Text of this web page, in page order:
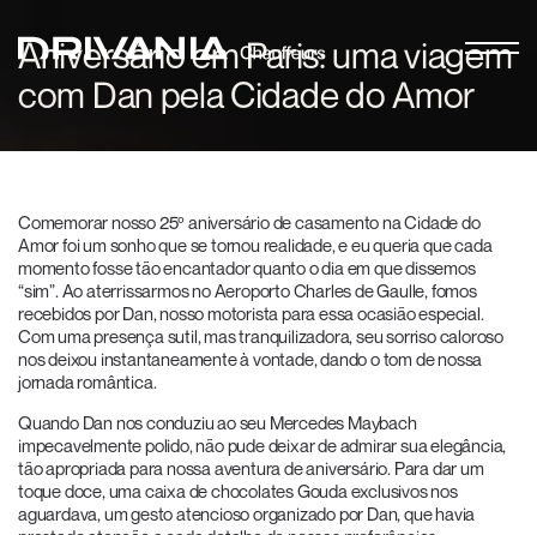
Aniversário em Paris: uma viagem
com Dan pela Cidade do Amor
Comemorar nosso 25º aniversário de casamento na Cidade do
Amor foi um sonho que se tornou realidade, e eu queria que cada
momento fosse tão encantador quanto o dia em que dissemos
“sim”. Ao aterrissarmos no Aeroporto Charles de Gaulle, fomos
recebidos por Dan, nosso motorista para essa ocasião especial.
Com uma presença sutil, mas tranquilizadora, seu sorriso caloroso
nos deixou instantaneamente à vontade, dando o tom de nossa
jornada romântica.
Quando Dan nos conduziu ao seu Mercedes Maybach
impecavelmente polido, não pude deixar de admirar sua elegância,
tão apropriada para nossa aventura de aniversário. Para dar um
toque doce, uma caixa de chocolates Gouda exclusivos nos
aguardava, um gesto atencioso organizado por Dan, que havia